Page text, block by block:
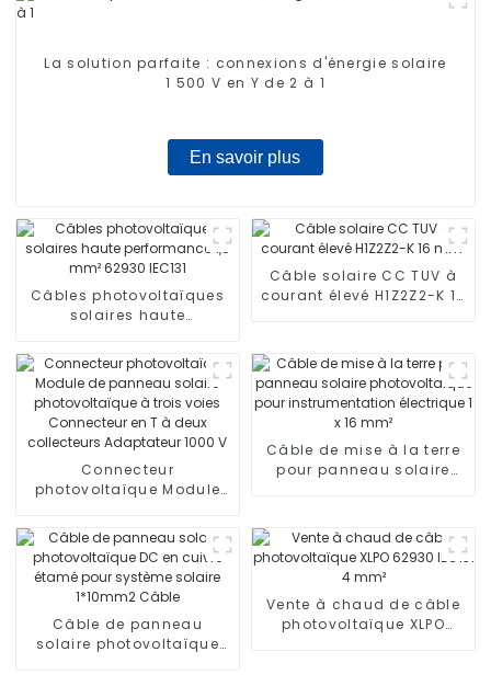
La solution parfaite : connexions d'énergie solaire
1 500 V en Y de 2 à 1
En savoir plus
Câbles photovoltaïques
solaires haute
62930 IEC131
Câble solaire CC TUV à
courant élevé H1Z2Z2-K 16
Connecteur
photovoltaïque Module
photovoltaïque à trois
voies Connecteur en T à
deux collecteurs
Adaptateur 1000 V
Câble de mise à la terre
pour panneau solaire
électrique 1 x 16 mm²
Câble de panneau
solaire photovoltaïque
Vente à chaud de câble
photovoltaïque XLPO